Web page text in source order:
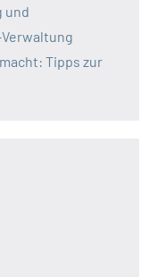
und
Tipps zur